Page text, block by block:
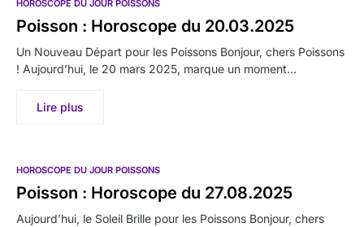
HOROSCOPE DU JOUR POISSONS
Poisson : Horoscope du 20.03.2025
Un Nouveau Départ pour les Poissons Bonjour, chers Poissons
! Aujourd’hui, le 20 mars 2025, marque un moment…
Lire plus
HOROSCOPE DU JOUR POISSONS
Poisson : Horoscope du 27.08.2025
Aujourd’hui, le Soleil Brille pour les Poissons Bonjour, chers